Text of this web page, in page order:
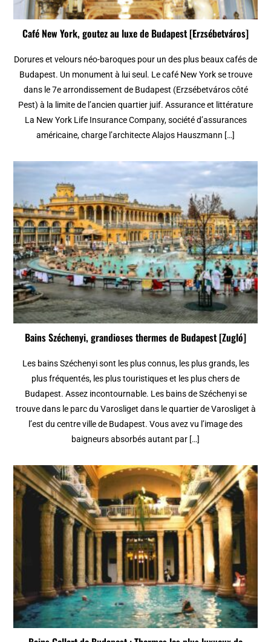
Café New York, goutez au luxe de Budapest [Erzsébetváros]
Dorures et velours néo-baroques pour un des plus beaux cafés de
Budapest. Un monument à lui seul. Le café New York se trouve
dans le 7e arrondissement de Budapest (Erzsébetváros côté
Pest) à la limite de l’ancien quartier juif. Assurance et littérature
La New York Life Insurance Company, société d’assurances
américaine, charge l’architecte Alajos Hauszmann […]
Bains Széchenyi, grandioses thermes de Budapest [Zugló]
Les bains Széchenyi sont les plus connus, les plus grands, les
plus fréquentés, les plus touristiques et les plus chers de
Budapest. Assez incontournable. Les bains de Széchenyi se
trouve dans le parc du Varosliget dans le quartier de Varosliget à
l’est du centre ville de Budapest. Vous avez vu l’image des
baigneurs absorbés autant par […]